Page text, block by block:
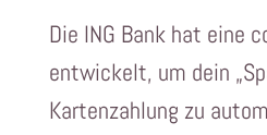
Die ING Bank hat eine
entwickelt, um dein
Kartenzahlung zu